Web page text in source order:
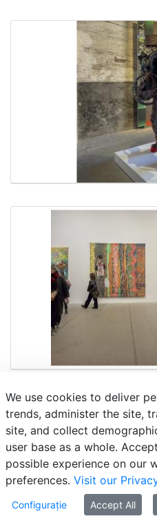
We use cookies to deliver
trends, administer the site,
site, and collect
user base as a whole.
possible experience on our
preferences. Visit our
Configurație Accept All